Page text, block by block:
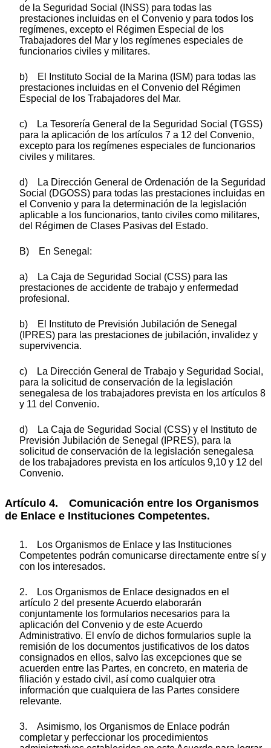
de la Seguridad Social (INSS) para todas las
prestaciones incluidas en el Convenio y para todos los
regímenes, excepto el Régimen Especial de los
Trabajadores del Mar y los regímenes especiales de
funcionarios civiles y militares.
b) El Instituto Social de la Marina (ISM) para todas las
prestaciones incluidas en el Convenio del Régimen
Especial de los Trabajadores del Mar.
c) La Tesorería General de la Seguridad Social (TGSS)
para la aplicación de los artículos 7 a 12 del Convenio,
excepto para los regímenes especiales de funcionarios
civiles y militares.
d) La Dirección General de Ordenación de la Seguridad
Social (DGOSS) para todas las prestaciones incluidas en
el Convenio y para la determinación de la legislación
aplicable a los funcionarios, tanto civiles como militares,
del Régimen de Clases Pasivas del Estado.
B) En Senegal:
a) La Caja de Seguridad Social (CSS) para las
prestaciones de accidente de trabajo y enfermedad
profesional.
b) El Instituto de Previsión Jubilación de Senegal
(IPRES) para las prestaciones de jubilación, invalidez y
supervivencia.
c) La Dirección General de Trabajo y Seguridad Social,
para la solicitud de conservación de la legislación
senegalesa de los trabajadores prevista en los artículos 8
y 11 del Convenio.
d) La Caja de Seguridad Social (CSS) y el Instituto de
Previsión Jubilación de Senegal (IPRES), para la
solicitud de conservación de la legislación senegalesa
de los trabajadores prevista en los artículos 9,10 y 12 del
Convenio.
Artículo 4. Comunicación entre los Organismos
de Enlace e Instituciones Competentes.
1. Los Organismos de Enlace y las Instituciones
Competentes podrán comunicarse directamente entre sí y
con los interesados.
2. Los Organismos de Enlace designados en el
artículo 2 del presente Acuerdo elaborarán
conjuntamente los formularios necesarios para la
aplicación del Convenio y de este Acuerdo
Administrativo. El envío de dichos formularios suple la
remisión de los documentos justificativos de los datos
consignados en ellos, salvo las excepciones que se
acuerden entre las Partes, en concreto, en materia de
filiación y estado civil, así como cualquier otra
información que cualquiera de las Partes considere
relevante.
3. Asimismo, los Organismos de Enlace podrán
completar y perfeccionar los procedimientos